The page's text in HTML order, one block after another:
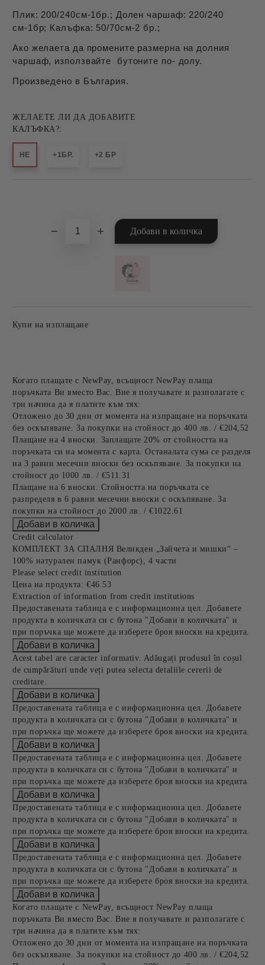
Плик: 200/240см-1бр.; Долен чаршаф: 220/240
см-1бр; Калъфка: 50/70см-2 бр.;
Ако желаета да промените размерна на долния
чаршаф, използвайте бутоните по- долу.
Произведено в България.
ЖЕЛАЕТЕ ЛИ ДА ДОБАВИТЕ
КАЛЪФКА?:
НЕ +1БР. +2 БР
Купи на изплащане
Когато плащате с NewPay, всъщност NewPay плаща
поръчката Ви вместо Вас. Вие я получавате и разполагате с
три начина да я платите към тях:
Отложено до 30 дни от момента на изпращане на поръчката
без оскъпяване. За покупки на стойност до 400 лв. / €204,52
Плащане на 4 вноски. Заплащате 20% от стойността на
поръчката си на момента с карта. Останалата сума се разделя
на 3 равни месечни вноски без оскъпяване. За покупки на
стойност до 1000 лв. / €511.31
Плащане на 6 вноски. Стойността на поръчката се
разпределя в 6 равни месечни вноски с оскъпяване. За
покупки на стойност до 2000 лв. / €1022.61
Credit calculator
КОМПЛЕКТ ЗА СПАЛНЯ Великден „Зайчета и мишки“ –
100% натурален памук (Ранфорс), 4 части
Please select credit institution
Цена на продукта: €46.53
Extraction of information from credit institutions
Предоставената таблица е с информационна цел. Добавете
продукта в количката си с бутона "Добави в количката" и
при поръчка ще можете да изберете броя вноски на кредита.
Acest tabel are caracter informativ. Adăugați produsul în coșul
de cumpărături unde veți putea selecta detaliile cererii de
creditare.
Предоставената таблица е с информационна цел. Добавете
продукта в количката си с бутона "Добави в количката" и
при поръчка ще можете да изберете броя вноски на кредита.
Предоставената таблица е с информационна цел. Добавете
продукта в количката си с бутона "Добави в количката" и
при поръчка ще можете да изберете броя вноски на кредита.
Предоставената таблица е с информационна цел. Добавете
продукта в количката си с бутона "Добави в количката" и
при поръчка ще можете да изберете броя вноски на кредита.
Предоставената таблица е с информационна цел. Добавете
продукта в количката си с бутона "Добави в количката" и
при поръчка ще можете да изберете броя вноски на кредита.
Когато плащате с NewPay, всъщност NewPay плаща
поръчката Ви вместо Вас. Вие я получавате и разполагате с
три начина да я платите към тях:
Отложено до 30 дни от момента на изпращане на поръчката
без оскъпяване. За покупки на стойност до 400 лв. / €204,52